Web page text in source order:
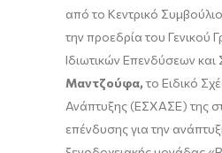
από το Κεντρικό
την προεδρία του Γενικού
Ιδιωτικών Επενδύσεων και
Μαντζούφα, το Ειδικό
Ανάπτυξης (ΕΣΧΑΣΕ) της
επένδυσης για την